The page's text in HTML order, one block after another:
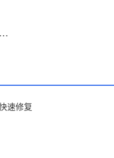
上一篇: Chrome浏览器企业版快速下载与安装教程
速修复